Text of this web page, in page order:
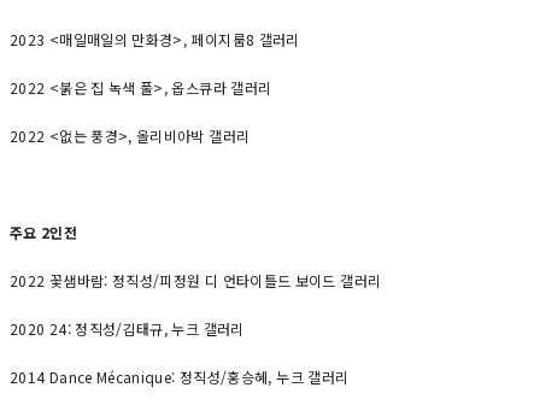
2023 <매일매일의 만화경>, 페이지룸8 갤러리
2022 <붉은 집 녹색 풀>, 옵스큐라 갤러리
2022 <없는 풍경>, 올리비아박 갤러리
주요 2인전
2022 꽃샘바람: 정직성/피정원 디 언타이틀드 보이드 갤러리
2020 24: 정직성/김태규, 누크 갤러리
2014 Dance Mécanique: 정직성/홍승혜, 누크 갤러리